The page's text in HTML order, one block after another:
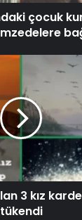
çocuk
3 kız
tükendi